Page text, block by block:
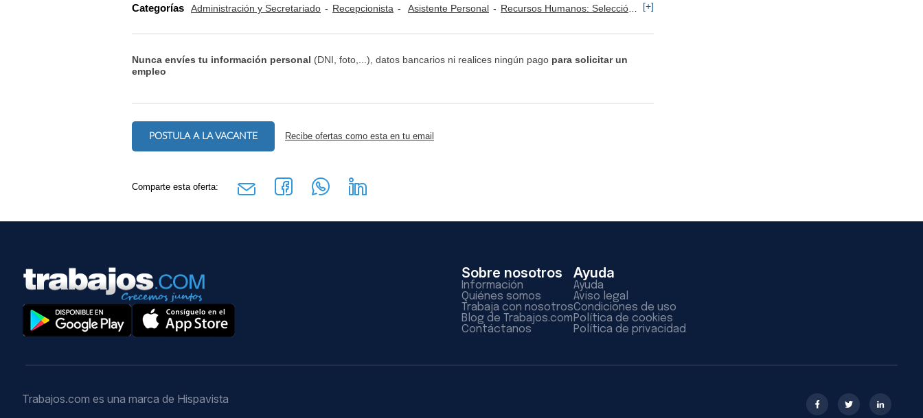
Categorías Administración y Secretariado Recepcionista Asistente Personal Recursos Humanos: Selección de Personal [+]
Nunca envíes tu información personal (DNI, foto,...), datos bancarios ni realices ningún pago para solicitar un
empleo
POSTULA A LA VACANTE Recibe ofertas como esta en tu email
Comparte esta oferta:
Sobre nosotros
Información
Quiénes somos
Trabaja con nosotros
Blog de Trabajos.com
Contáctanos
Ayuda
Ayuda
Aviso legal
Condiciones de uso
Política de cookies
Política de privacidad
Trabajos.com es una marca de Hispavista